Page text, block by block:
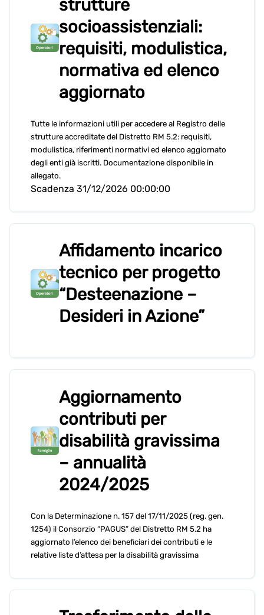
strutture
socioassistenziali:
requisiti, modulistica,
normativa ed elenco
aggiornato
Tutte le informazioni utili per accedere al Registro delle
strutture accreditate del Distretto RM 5.2: requisiti,
modulistica, riferimenti normativi ed elenco aggiornato
degli enti già iscritti. Documentazione disponibile in
allegato.
Scadenza 31/12/2026 00:00:00
Affidamento incarico
tecnico per progetto
“Desteenazione –
Desideri in Azione”
Aggiornamento
contributi per
disabilità gravissima
– annualità
2024/2025
Con la Determinazione n. 157 del 17/11/2025 (reg. gen.
1254) il Consorzio “PAGUS” del Distretto RM 5.2 ha
aggiornato l’elenco dei beneficiari dei contributi e le
relative liste d’attesa per la disabilità gravissima